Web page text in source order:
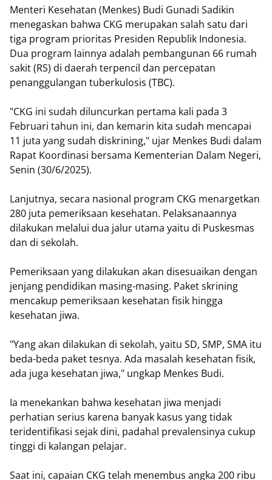
Menteri Kesehatan (Menkes) Budi Gunadi Sadikin
menegaskan bahwa CKG merupakan salah satu dari
tiga program prioritas Presiden Republik Indonesia.
Dua program lainnya adalah pembangunan 66 rumah
sakit (RS) di daerah terpencil dan percepatan
penanggulangan tuberkulosis (TBC).
"CKG ini sudah diluncurkan pertama kali pada 3
Februari tahun ini, dan kemarin kita sudah mencapai
11 juta yang sudah diskrining," ujar Menkes Budi dalam
Rapat Koordinasi bersama Kementerian Dalam Negeri,
Senin (30/6/2025).
Lanjutnya, secara nasional program CKG menargetkan
280 juta pemeriksaan kesehatan. Pelaksanaannya
dilakukan melalui dua jalur utama yaitu di Puskesmas
dan di sekolah.
Pemeriksaan yang dilakukan akan disesuaikan dengan
jenjang pendidikan masing-masing. Paket skrining
mencakup pemeriksaan kesehatan fisik hingga
kesehatan jiwa.
"Yang akan dilakukan di sekolah, yaitu SD, SMP, SMA itu
beda-beda paket tesnya. Ada masalah kesehatan fisik,
ada juga kesehatan jiwa," ungkap Menkes Budi.
Ia menekankan bahwa kesehatan jiwa menjadi
perhatian serius karena banyak kasus yang tidak
teridentifikasi sejak dini, padahal prevalensinya cukup
tinggi di kalangan pelajar.
Saat ini, capaian CKG telah menembus angka 200 ribu